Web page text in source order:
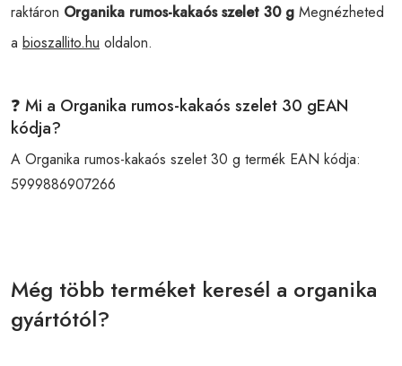
raktáron Organika rumos-kakaós szelet 30 g Megnézheted
a bioszallito.hu oldalon.
❓ Mi a Organika rumos-kakaós szelet 30 gEAN
kódja?
A Organika rumos-kakaós szelet 30 g termék EAN kódja:
5999886907266
Még több terméket keresél a organika
gyártótól?